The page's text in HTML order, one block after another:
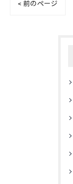
< 前のページ